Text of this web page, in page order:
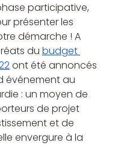
participative,
présenter les
démarche ! A
du budget
ont été annoncés
événement au
: un moyen de
de projet
et de
envergure à la